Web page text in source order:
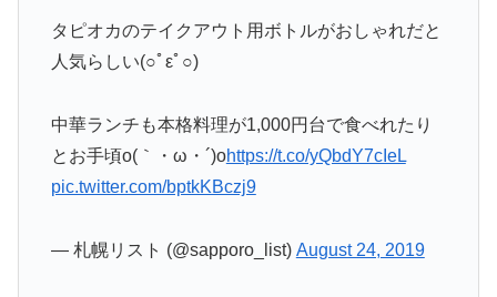
タピオカのテイクアウト用ボトルがおしゃれだと
人気らしい(○ﾟεﾟ○)
中華ランチも本格料理が1,000円台で食べれたり
とお手頃o(｀・ω・´)ohttps://t.co/yQbdY7cIeL
pic.twitter.com/bptkKBczj9
— 札幌リスト (@sapporo_list) August 24, 2019